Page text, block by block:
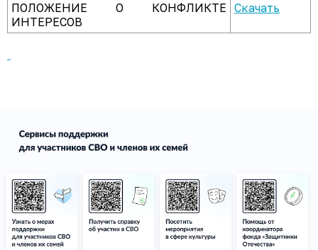
ПОЛОЖЕНИЕ О КОНФЛИКТЕ
ИНТЕРЕСОВ
Скачать